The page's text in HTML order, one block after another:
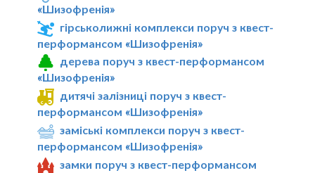
«Шизофренія»
гірськолижні комплекси поруч з квест-
перформансом «Шизофренія»
дерева поруч з квест-перформансом
«Шизофренія»
дитячі залізниці поруч з квест-
перформансом «Шизофренія»
заміські комплекси поруч з квест-
перформансом «Шизофренія»
замки поруч з квест-перформансом